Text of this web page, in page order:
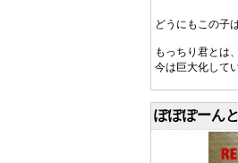
どうにもこの子
もっちり君とは
今は巨大化して
ぽぽぽーん